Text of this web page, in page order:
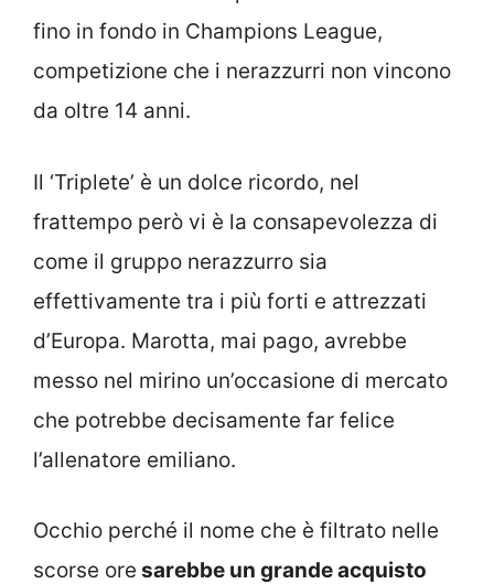
fino in fondo in Champions League,
competizione che i nerazzurri non vincono
da oltre 14 anni.
Il ‘Triplete’ è un dolce ricordo, nel
frattempo però vi è la consapevolezza di
come il gruppo nerazzurro sia
effettivamente tra i più forti e attrezzati
d’Europa. Marotta, mai pago, avrebbe
messo nel mirino un’occasione di mercato
che potrebbe decisamente far felice
l’allenatore emiliano.
Occhio perché il nome che è filtrato nelle
scorse ore sarebbe un grande acquisto